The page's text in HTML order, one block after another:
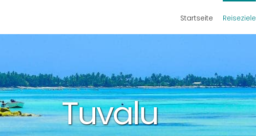
Startseite Reiseziele
Tuvalu